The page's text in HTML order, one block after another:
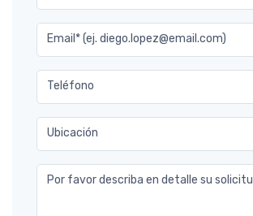
Email* (ej. diego.lopez@email.com)
Teléfono
Ubicación
Por favor describa en detalle su